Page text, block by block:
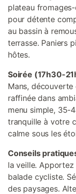
plateau
pour détente
au bassin à
terrasse. Paniers
hôtes.
Soirée (17h30-
Mans,
raffinée dans
menu simple, 35-
tranquille à votre
calme sous les
Conseils
la veille.
balade cycliste.
des paysages.